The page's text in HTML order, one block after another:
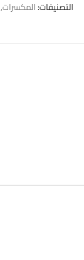
التصنيفات:المكسرات,